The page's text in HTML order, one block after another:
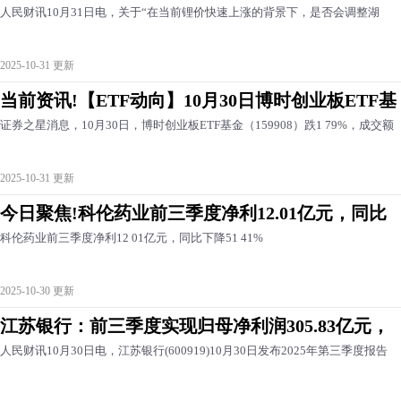
人民财讯10月31日电，关于“在当前锂价快速上涨的背景下，是否会调整湖
2025-10-31 更新
当前资讯!【ETF动向】10月30日博时创业板ETF基
证券之星消息，10月30日，博时创业板ETF基金（159908）跌1 79%，成交额
2025-10-31 更新
今日聚焦!科伦药业前三季度净利12.01亿元，同比
科伦药业前三季度净利12 01亿元，同比下降51 41%
2025-10-30 更新
江苏银行：前三季度实现归母净利润305.83亿元，
人民财讯10月30日电，江苏银行(600919)10月30日发布2025年第三季度报告